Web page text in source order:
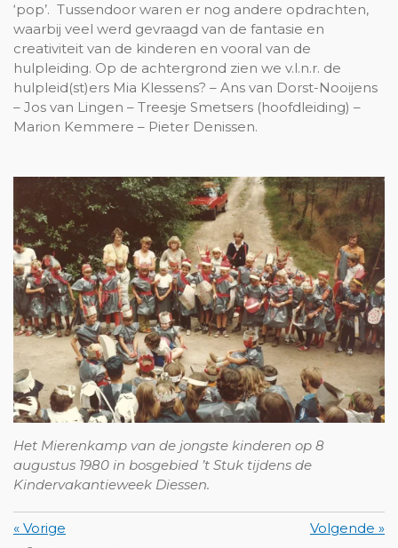
‘pop’. Tussendoor waren er nog andere opdrachten,
waarbij veel werd gevraagd van de fantasie en
creativiteit van de kinderen en vooral van de
hulpleiding. Op de achtergrond zien we v.l.n.r. de
hulpleid(st)ers Mia Klessens? – Ans van Dorst-Nooijens
– Jos van Lingen – Treesje Smetsers (hoofdleiding) –
Marion Kemmere – Pieter Denissen.
Het Mierenkamp van de jongste kinderen op 8
augustus 1980 in bosgebied ’t Stuk tijdens de
Kindervakantieweek Diessen.
« Vorige Volgende »